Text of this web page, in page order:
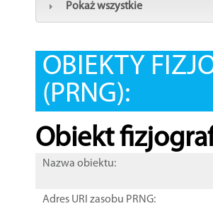
Pokaż wszystkie
OBIEKTY
(PRNG):
Obiekt
Nazwa obiektu:
Adres URI zasobu PRNG: